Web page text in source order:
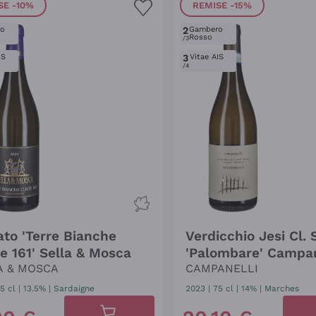
-10%
'Terre Bianche
161' Sella & Mosca
& MOSCA
cl | 13.5% Sardaigne
REMISE -15%
2
/3
Gambero
Rosso
3
/4
Vitae AIS
Verdicchio Jesi Cl. Sup.
'Palombare'
CAMPANELLI
2023 |75 cl | 14% Marches